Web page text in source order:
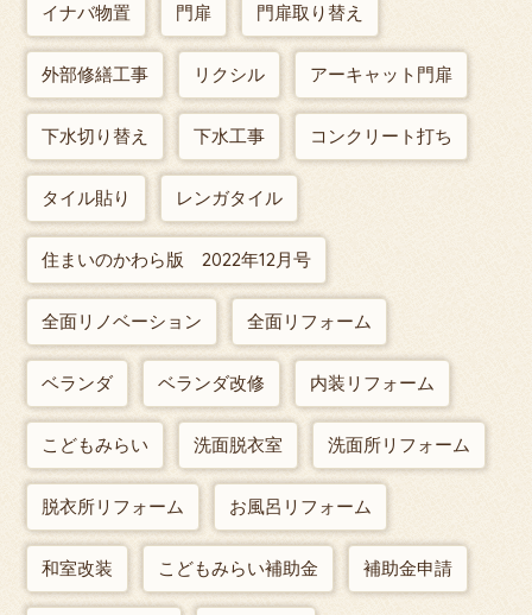
イナバ物置 門扉 門扉取り替え
外部修繕工事 リクシル アーキャット門扉
下水切り替え 下水工事 コンクリート打ち
タイル貼り レンガタイル
住まいのかわら版 2022年12月号
全面リノベーション 全面リフォーム
ベランダ ベランダ改修 内装リフォーム
こどもみらい 洗面脱衣室 洗面所リフォーム
脱衣所リフォーム お風呂リフォーム
和室改装 こどもみらい補助金 補助金申請